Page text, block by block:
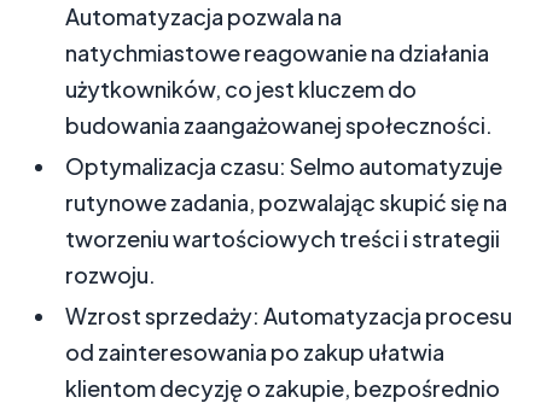
Automatyzacja pozwala na
natychmiastowe reagowanie na działania
użytkowników, co jest kluczem do
budowania zaangażowanej społeczności.
Optymalizacja czasu: Selmo automatyzuje
rutynowe zadania, pozwalając skupić się na
tworzeniu wartościowych treści i strategii
rozwoju.
Wzrost sprzedaży: Automatyzacja procesu
od zainteresowania po zakup ułatwia
klientom decyzję o zakupie, bezpośrednio